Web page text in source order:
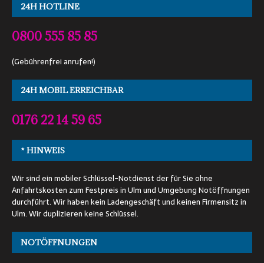
24H HOTLINE
0800 555 85 85
(Gebührenfrei anrufen!)
24H MOBIL ERREICHBAR
0176 22 14 59 65
* HINWEIS
Wir sind ein mobiler Schlüssel-Notdienst der für Sie ohne
Anfahrtskosten zum Festpreis in Ulm und Umgebung Notöffnungen
durchführt. Wir haben kein Ladengeschäft und keinen Firmensitz in
Ulm. Wir duplizieren keine Schlüssel.
NOTÖFFNUNGEN